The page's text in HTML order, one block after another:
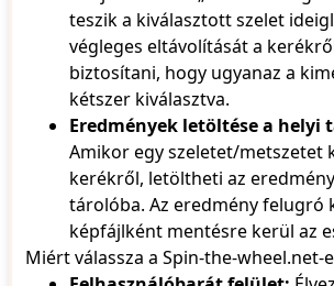
teszik a kiválasztott szelet
végleges eltávolítását a
biztosítani, hogy ugyanaz a
kétszer kiválasztva.
Eredmények letöltése a helyi
Amikor egy szeletet/metszetet
kerékről, letöltheti az
tárolóba. Az eredmény felugró
képfájlként mentésre kerül az
Miért válassza a Spin-the-wheel.net-